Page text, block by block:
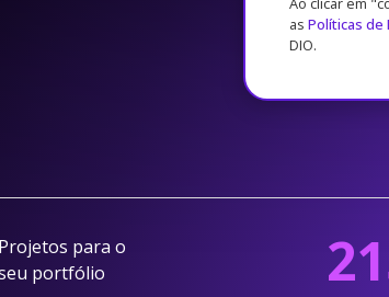
as Políticas de
DIO.
Projetos para o
portfólio